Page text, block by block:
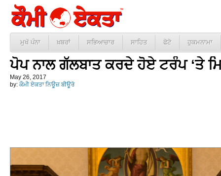
ਮੁਖੱ ਪੰਨਾ ਖ਼ਬਰਾਂ ਸਭਿਆਚਾਰ ਸਾਹਿਤ ਫੋਟੋ ਹੁਕਮਨਾਮਾ
ਪੋਪ ਨਾਲ ਗੱਲਬਾਤ ਕਰਦੇ ਹੋਏ ਟਰੰਪ ‘ਤੇ
May 26, 2017
by: ਕੌਮੀ ਏਕਤਾ ਨਿਊਜ਼ ਬੀਊਰੋ